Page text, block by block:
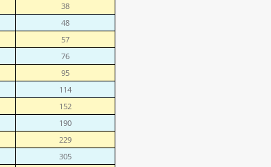
38
48
57
76
95
114
152
190
229
305